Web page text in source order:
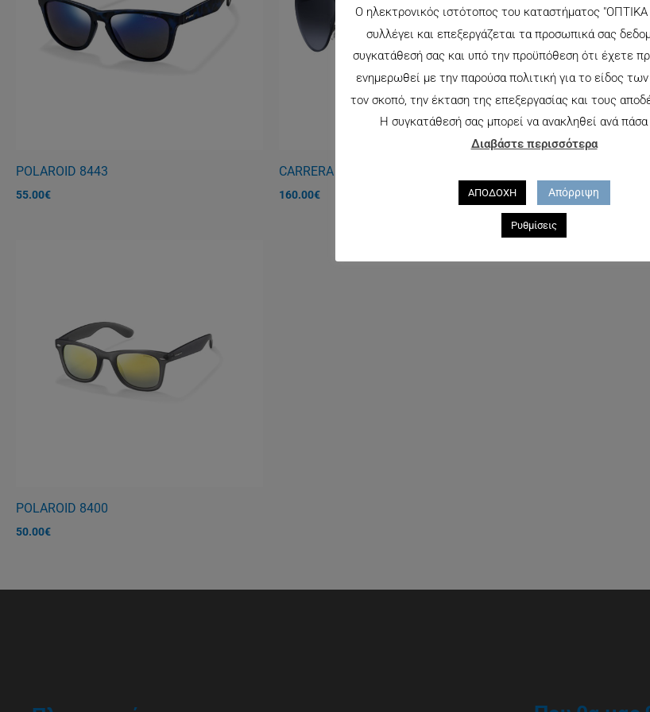
POLAROID 8443
55.00€
CARRERA 90/S
160.00€
ΕΚΤΌΣ
125.00€
POLAROID 8400
50.00€
Ο ηλεκτρονικός ιστότοπος του καταστήματος
συλλέγει και επεξεργάζεται τα προσωπικά σας
συγκατάθεσή σας και υπό την προϋπόθεση ότι έχετε
ενημερωθεί με την παρούσα πολιτική για το είδος
τον σκοπό, την έκταση της επεξεργασίας και τους
Η συγκατάθεσή σας μπορεί να ανακληθεί ανά πάσα
Διαβάστε περισσότερα
ΑΠΟΔΟΧΗ Απόρριψη
Ρυθμίσεις